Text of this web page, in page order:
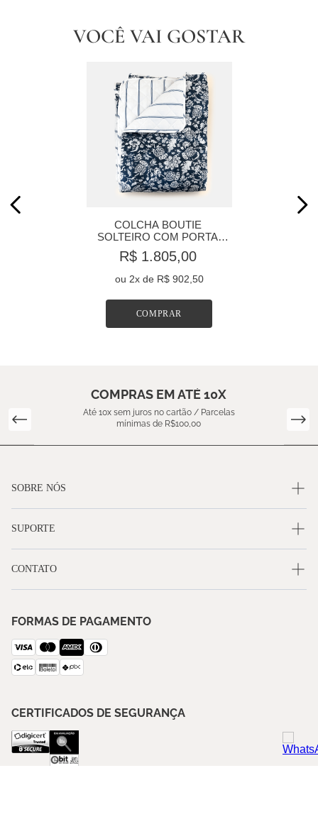
VOCÊ VAI GOSTAR
COLCHA BOUTIE
SOLTEIRO COM PORTA
TRAVESSEIRO ALGODÃO
230 FIOS BLUE BOTANIQUE
R$ 1.805,00
ou 2x de R$ 902,50
COMPRAR
COMPRAS EM ATÉ 10X
Até 10x sem juros no cartão / Parcelas
mínimas de R$100,00
SOBRE NÓS
SUPORTE
CONTATO
FORMAS DE PAGAMENTO
CERTIFICADOS DE SEGURANÇA